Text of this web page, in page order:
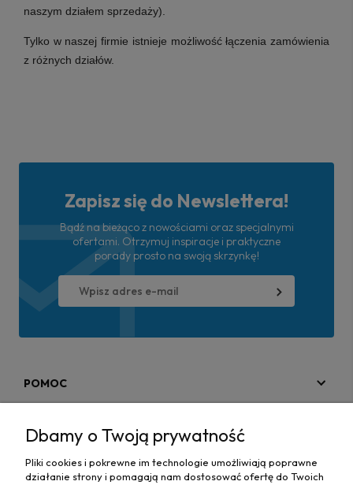
naszym działem sprzedaży).
Tylko w naszej firmie istnieje możliwość łączenia zamówienia
z różnych działów.
Zapisz się do Newslettera!
Bądź na bieżąco z nowościami oraz specjalnymi
ofertami. Otrzymuj inspiracje i praktyczne
porady prosto na swoją skrzynkę!
POMOC
Dbamy o Twoją prywatność
Pliki cookies i pokrewne im technologie umożliwiają poprawne
działanie strony i pomagają nam dostosować ofertę do Twoich